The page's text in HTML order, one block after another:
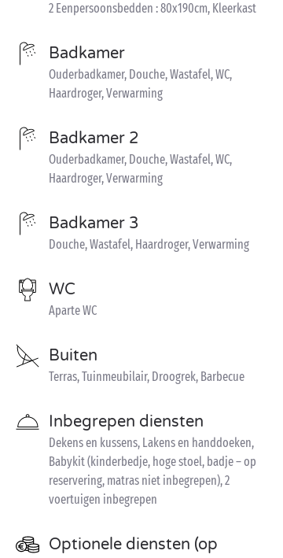
2 Eenpersoonsbedden : 80x190cm, Kleerkast
Badkamer
Ouderbadkamer, Douche, Wastafel, WC,
Haardroger, Verwarming
Badkamer 2
Ouderbadkamer, Douche, Wastafel, WC,
Haardroger, Verwarming
Badkamer 3
Douche, Wastafel, Haardroger, Verwarming
WC
Aparte WC
Buiten
Terras, Tuinmeubilair, Droogrek, Barbecue
Inbegrepen diensten
Dekens en kussens, Lakens en handdoeken,
Babykit (kinderbedje, hoge stoel, badje – op
reservering, matras niet inbegrepen), 2
voertuigen inbegrepen
Optionele diensten (op